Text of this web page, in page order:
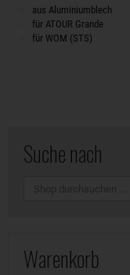
aus Aluminiumblech
für ATOUR Grande
für WOM (STS)
Suche nach
Warenkorb